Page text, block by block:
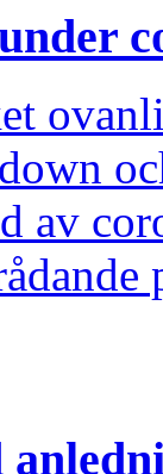
av